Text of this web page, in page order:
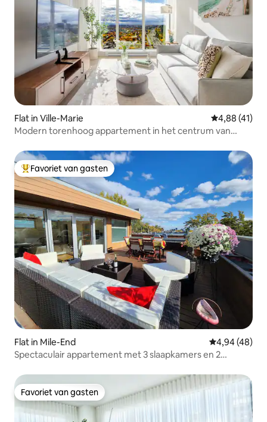
Flat in Ville-Marie Gemiddelde
4,88 (41)
Modern torenhoog appartement in het centrum van
Topfavoriet van gasten
Favoriet van gasten
Flat in Mile-End Gemiddelde
4,94 (48)
Spectaculair appartement met 3 slaapkamers en 2
Favoriet van gasten
Favoriet van gasten